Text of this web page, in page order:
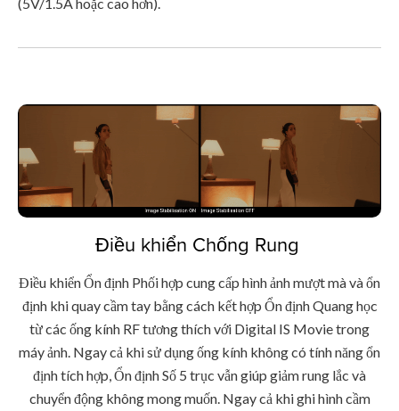
Điều khiển Chống Rung
Điều khiển Ổn định Phối hợp cung cấp hình ảnh mượt mà và ổn
định khi quay cầm tay bằng cách kết hợp Ổn định Quang học
từ các ống kính RF tương thích với Digital IS Movie trong
máy ảnh. Ngay cả khi sử dụng ống kính không có tính năng ổn
định tích hợp, Ổn định Số 5 trục vẫn giúp giảm rung lắc và
chuyển động không mong muốn. Ngay cả khi ghi hình cầm